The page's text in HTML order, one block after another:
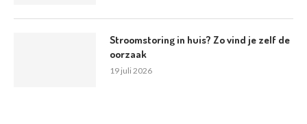
Stroomstoring in huis? Zo vind je zelf de
oorzaak
19 juli 2026